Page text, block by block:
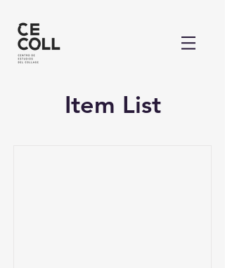
Item List